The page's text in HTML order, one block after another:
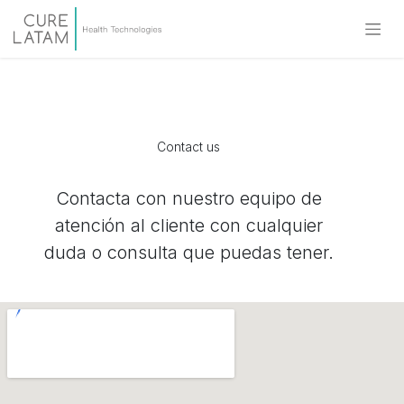
Contact us
Contacta con nuestro equipo de
atención al cliente con cualquier
duda o consulta que puedas tener.